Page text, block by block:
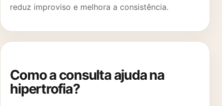
reduz improviso e melhora a consistência.
Como a consulta ajuda na
hipertrofia?